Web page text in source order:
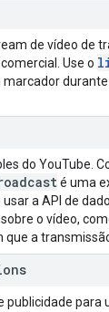
de vídeo de
Use o
marcador
do YouTube.
é uma
usar a API de
o vídeo,
a
publicidade para